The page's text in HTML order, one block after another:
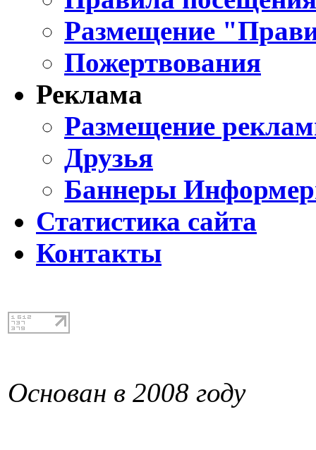
Размещение
Пожертвования
Реклама
Размещение
Друзья
Баннеры
Статистика сайта
Контакты
Основан в 2008 году